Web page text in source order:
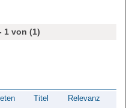
1 von (1)
Titel Relevanz